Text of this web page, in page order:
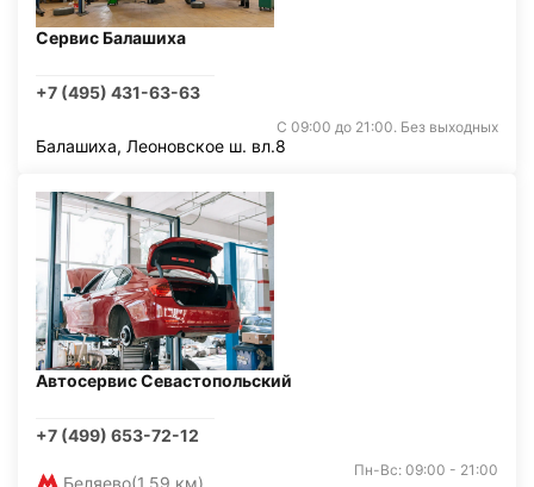
Сервис Балашиха
+7 (495) 431-63-63
С 09:00 до 21:00. Без выходных
Балашиха, Леоновское ш. вл.8
Автосервис Севастопольский
+7 (499) 653-72-12
Беляево(1,59 км)
Пн-Вс: 09:00 - 21:00